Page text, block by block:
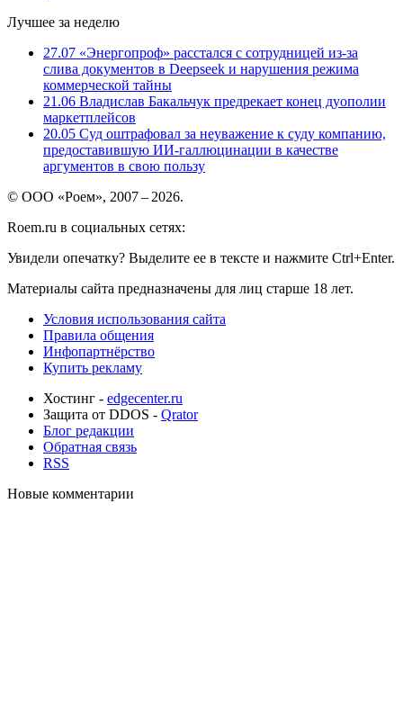
Лучшее за неделю
27.07 «Энергопроф» расстался с сотрудницей из-за
слива документов в Deepseek и нарушения режима
коммерческой тайны
21.06 Владислав Бакальчук предрекает конец дуополии
маркетплейсов
20.05 Суд оштрафовал за неуважение к суду компанию,
предоставившую ИИ-галлюцинации в качестве
аргументов в свою пользу
© ООО «Роем», 2007 – 2026.
Roem.ru в социальных сетях:
Увидели опечатку? Выделите ее в тексте и нажмите Ctrl+Enter.
Материалы сайта предназначены для лиц старше 18 лет.
Условия использования сайта
Правила общения
Инфопартнёрство
Купить рекламу
Хостинг - edgecenter.ru
Защита от DDOS - Qrator
Блог редакции
Обратная связь
RSS
Новые комментарии